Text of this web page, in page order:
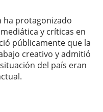
ha protagonizado
y críticas en
públicamente que la
creativo y admitió
del país eran